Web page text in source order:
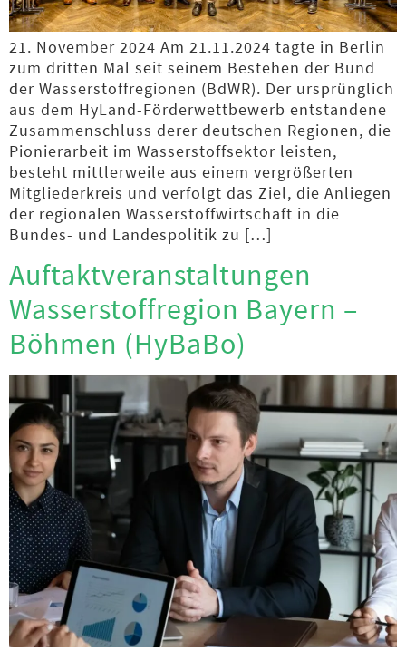
21. November 2024 Am 21.11.2024 tagte in Berlin
zum dritten Mal seit seinem Bestehen der Bund
der Wasserstoffregionen (BdWR). Der ursprünglich
aus dem HyLand-Förderwettbewerb entstandene
Zusammenschluss derer deutschen Regionen, die
Pionierarbeit im Wasserstoffsektor leisten,
besteht mittlerweile aus einem vergrößerten
Mitgliederkreis und verfolgt das Ziel, die Anliegen
der regionalen Wasserstoffwirtschaft in die
Bundes- und Landespolitik zu […]
Auftaktveranstaltungen
Wasserstoffregion Bayern –
Böhmen (HyBaBo)